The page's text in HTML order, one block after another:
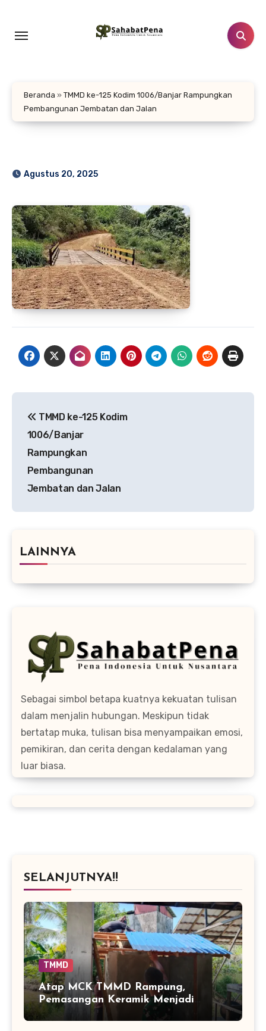
konten
Beranda » TMMD ke-125 Kodim 1006/Banjar Rampungkan
Pembangunan Jembatan dan Jalan
Agustus 20, 2025
pos
TMMD ke-125 Kodim
1006/Banjar
Rampungkan
Pembangunan
Jembatan dan Jalan
LAINNYA
Sebagai simbol betapa kuatnya kekuatan tulisan
dalam menjalin hubungan. Meskipun tidak
bertatap muka, tulisan bisa menyampaikan emosi,
pemikiran, dan cerita dengan kedalaman yang
luar biasa.
SELANJUTNYA!!
TMMD
Atap MCK TMMD Rampung,
Pemasangan Keramik Menjadi
Sentuhan Akhir Fasilitas Sanitasi di
Tamban Bangun